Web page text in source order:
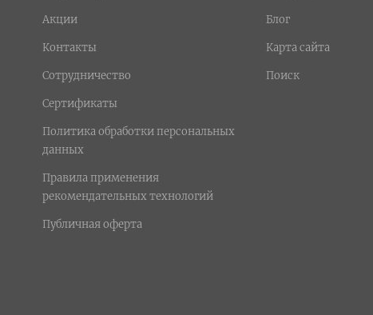
Акции
Контакты
Сотрудничество
Сертификаты
Политика обработки персональных
данных
Правила применения
рекомендательных технологий
Публичная оферта
Блог
Карта сайта
Поиск